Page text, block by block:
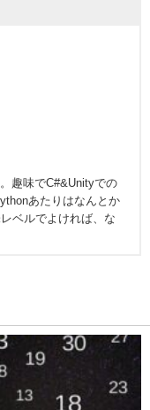
趣味でC#&Unityでの
あたりはなんとか
ベルでよければ、な